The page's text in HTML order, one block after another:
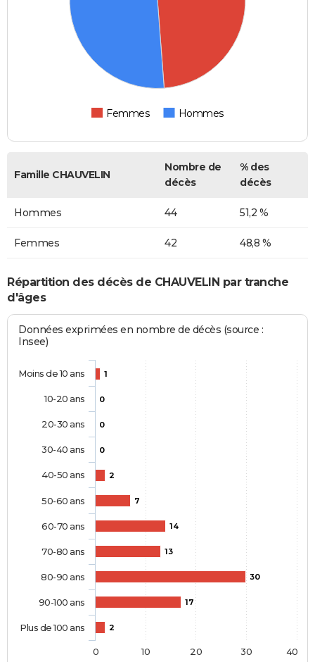
Femmes Hommes
Famille CHAUVELIN
Nombre de
décès
% des
décès
Hommes 44 51,2 %
Femmes 42 48,8 %
Répartition des décès de CHAUVELIN par tranche
d'âges
Données exprimées en nombre de décès (source :
Insee)
1
0
0
0
2
7
14
13
30
17
2
Moins de 10 ans
10-20 ans
20-30 ans
30-40 ans
40-50 ans
50-60 ans
60-70 ans
70-80 ans
80-90 ans
90-100 ans
Plus de 100 ans
0 10 20 30 40